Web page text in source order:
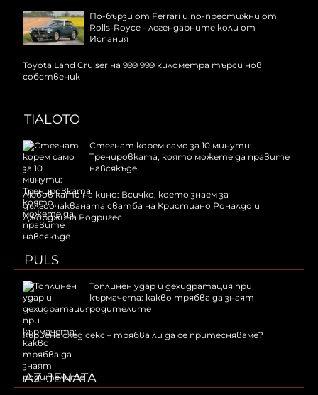
По-бързи от Ferrari и по-престижни от
Rolls-Royce - легендарните коли от
Испания
Toyota Land Cruiser на 999 999 километра търси нов
собственик
TIALOTO
Стегнат корем само за 10 минути:
Тренировката, която можете да правите
навсякъде
Любов като на кино: Всичко, което знаем за
дългоочакваната сватба на Кристиано Роналдо и
Джорджина Родригес
PULS
Топлинен удар и дехидратация при
кърмачета: какво трябва да знаят
родителите
Кървене след секс – трябва ли да се притесняваме?
AZ-JENATA